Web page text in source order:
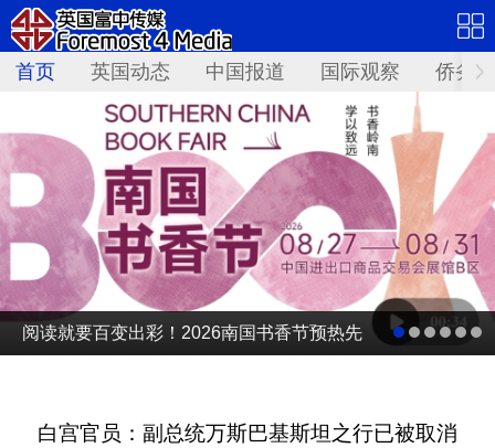
首页 英国动态 中国报道 国际观察 侨务
阅读就要百变出彩！2026南国书香节预热先
白宫官员：副总统万斯巴基斯坦之行已被取消